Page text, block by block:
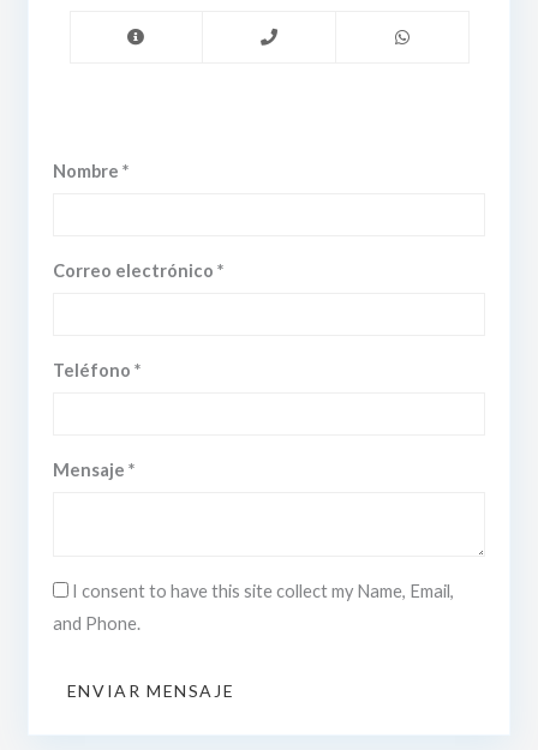
Nombre *
Correo electrónico *
Teléfono *
Mensaje *
I consent to have this site collect my Name, Email,
and Phone.
ENVIAR MENSAJE